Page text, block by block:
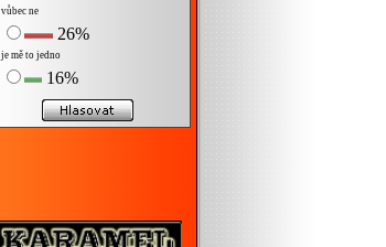
vůbec ne
26%
je mě to jedno
16%